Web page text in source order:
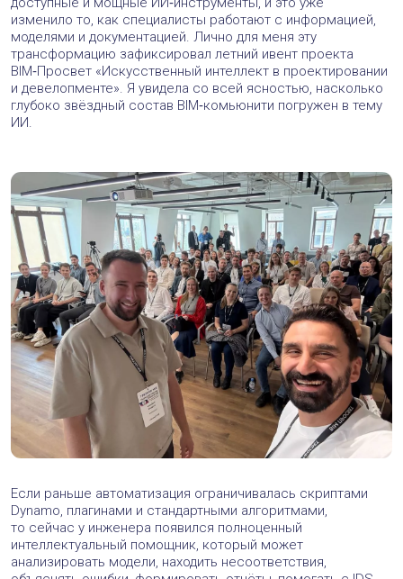
инструментами ИИ. Так что это становится нормой. Как в
начале 2000-х знания MS Office при устройстве на работу.
Ответить
Olga Bo
16 декабря 2025 в 10:42
+6
Алла, спасибо за подогрев темы. Очень актуально! И
обязательно надо добавлять ИИ в карту — включать
максимально у специалистов и экспертов по BIM глубокое
понимание возможностей ИИ. Готова включаться в работу
по обновлению карты, даже я (олд-скул) начала включать
ИИ в работу и жизнь )
Ответить
16 декабря 2025 в 11:22
Карта хорошая, спасибо)
Пока что границы дозволенного плюс минус понятны,
ждем очередного шага в части генеративного ИИ